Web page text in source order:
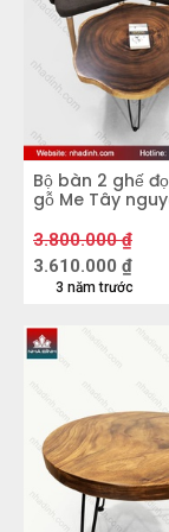
so với các
kể đến các
gỗ Me Tây.
Bộ bàn 2 ghế
gỗ Me Tây
3 năm trước
3.800.000₫
3.610.000 ₫